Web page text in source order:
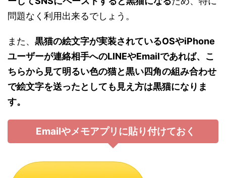
問題なく利用出来るでしょう。
また、 黒猫の絵文字が実装されているOSやiPhone
ユーザーが連絡相手へのLINEやEmailであれば、こ
ちらから見て明るい色の猫と黒い四角の組み合わせ
で絵文字を送ったとしても見え方は黒猫になりま
す。
Emailやメモアプリに貼り付けておく